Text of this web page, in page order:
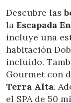
Descubre las
la Escapada
incluye una
habitación
incluido.
Gourmet con
Terra Alta.
el SPA de 50